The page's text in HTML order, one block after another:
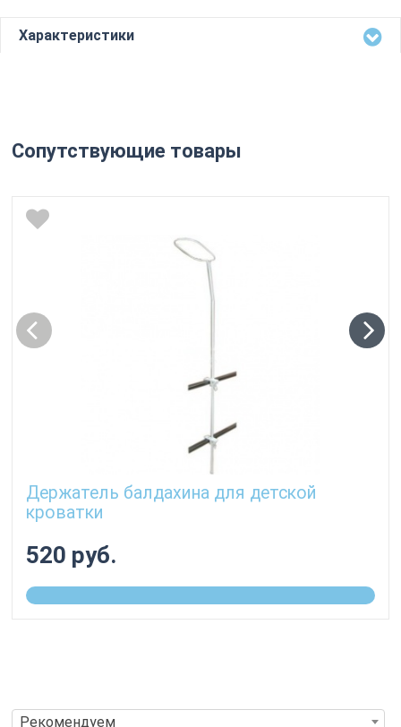
Характеристики
Сопутствующие товары
Держатель балдахина для детской
кроватки
520 руб.
Рекомендуем